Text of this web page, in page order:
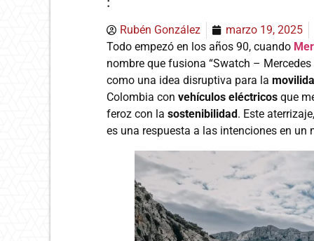
Rubén González
marzo 19, 2025
Todo empezó en los años 90, cuando
nombre que fusiona “Swatch –
como una idea disruptiva para la
Colombia con vehículos eléctricos que
feroz con la sostenibilidad. Este
es una respuesta a las intenciones en